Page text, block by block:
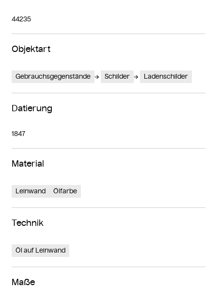
44235
Objektart
Gebrauchsgegenstände Schilder Ladenschilder
Datierung
1847
Material
Leinwand Ölfarbe
Technik
Öl auf Leinwand
Maße